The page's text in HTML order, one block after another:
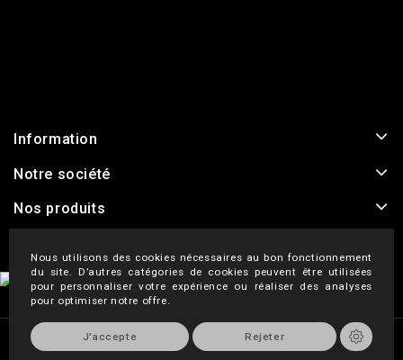
Nous utilisons des cookies nécessaires au bon fonctionnement
du site. D’autres catégories de cookies peuvent être utilisées
pour personnaliser votre expérience ou réaliser des analyses
pour optimiser notre offre.
J'accepte Rejeter
Information
Notre société
Nos produits
Agence Web Exodream-Mentions légales